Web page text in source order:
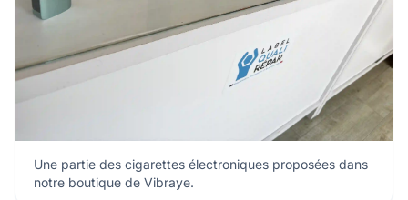
Une partie des cigarettes électroniques proposées dans
notre boutique de Vibraye.